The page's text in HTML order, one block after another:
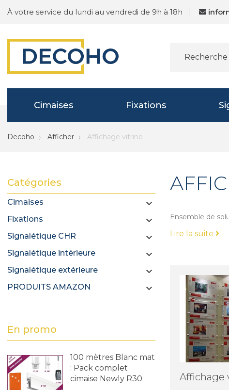
À votre service du lundi au vendredi de 9h à 18h
Cimaises Fixations
Decoho Afficher Affichage vitrine
Catégories
Cimaises 
Fixations 
Signalétique CHR 
Signalétique intérieure 
Signalétique extérieure 
PRODUITS AMAZON 
En promo
100 mètres Blanc mat
: Pack complet
cimaise Newly R30
Ensemble de
Lire la suite
Affichage